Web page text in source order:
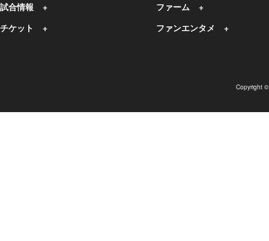
試合情報
チケット
ファーム
ファンエンタメ
Copyright